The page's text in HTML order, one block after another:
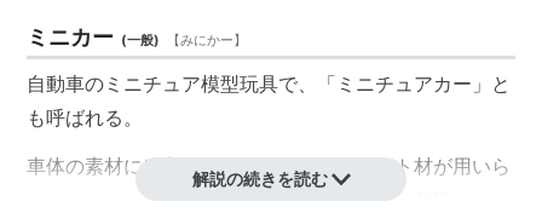
ミニカー (一般) 【みにかー】
自動車のミニチュア模型玩具で、「ミニチュアカー」と
も呼ばれる。
車体の素材には主に亜鉛合金のダイキャスト材が用いら
れ、スケールは1/43を中心に大きいものでは1/18〜
解説の続きを読む